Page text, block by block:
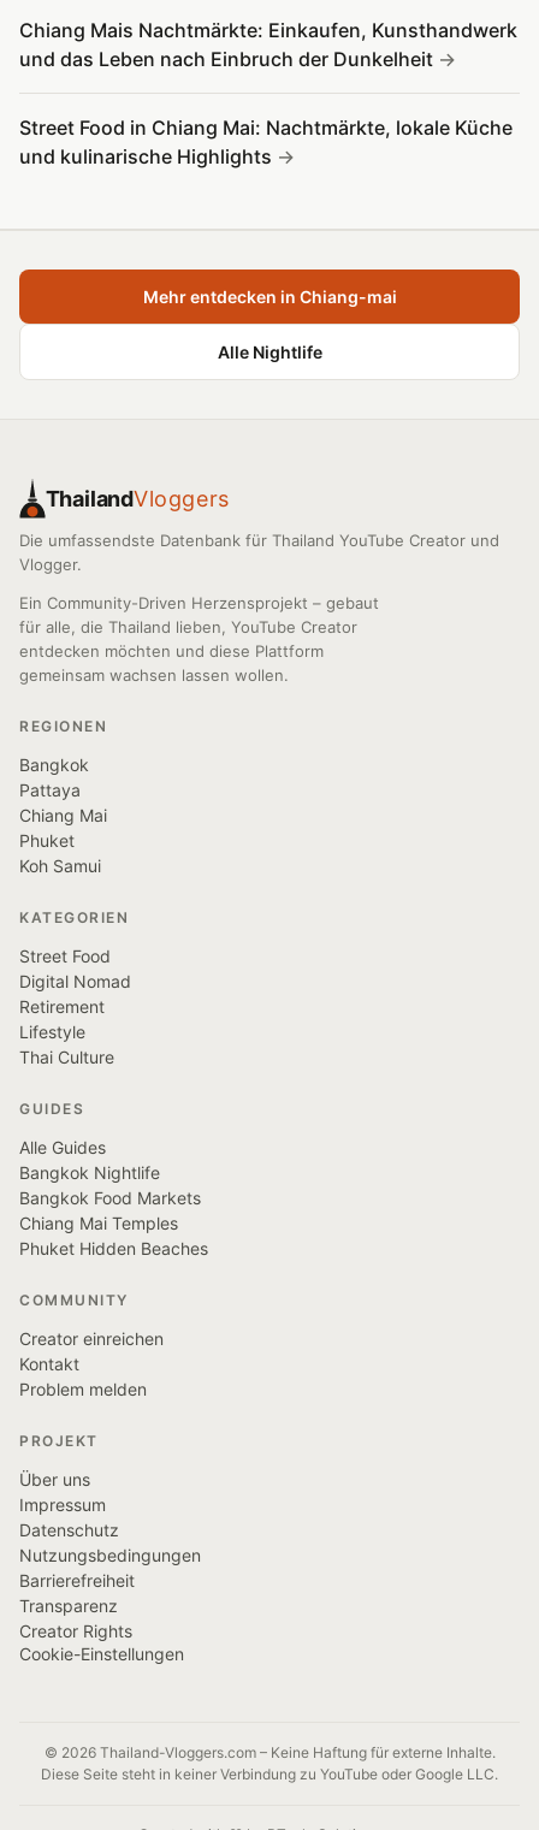
Chiang Mais Nachtmärkte: Einkaufen, Kunsthandwerk
und das Leben nach Einbruch der Dunkelheit
Street Food in Chiang Mai: Nachtmärkte, lokale Küche
und kulinarische Highlights
Mehr entdecken in Chiang-mai
Alle Nightlife
ThailandVloggers
Die umfassendste Datenbank für Thailand YouTube Creator und
Vlogger.
Ein Community-Driven Herzensprojekt – gebaut
für alle, die Thailand lieben, YouTube Creator
entdecken möchten und diese Plattform
gemeinsam wachsen lassen wollen.
REGIONEN
Bangkok
Pattaya
Chiang Mai
Phuket
Koh Samui
KATEGORIEN
Street Food
Digital Nomad
Retirement
Lifestyle
Thai Culture
GUIDES
Alle Guides
Bangkok Nightlife
Bangkok Food Markets
Chiang Mai Temples
Phuket Hidden Beaches
COMMUNITY
Creator einreichen
Kontakt
Problem melden
PROJEKT
Über uns
Impressum
Datenschutz
Nutzungsbedingungen
Barrierefreiheit
Transparenz
Creator Rights
Cookie-Einstellungen
© 2026 Thailand-Vloggers.com – Keine Haftung für externe Inhalte.
Diese Seite steht in keiner Verbindung zu YouTube oder Google LLC.